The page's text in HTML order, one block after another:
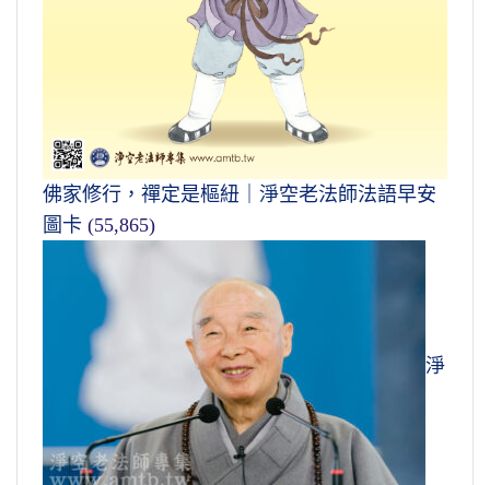
佛家修行，禪定是樞紐｜淨空老法師法語早安
圖卡 (55,865)
淨